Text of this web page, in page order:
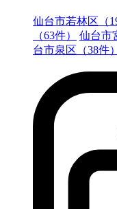
仙台市若林区（
（63件）
仙台市
台市泉区（38件）